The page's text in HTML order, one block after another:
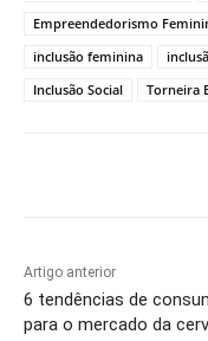
Empreendedorismo
inclusão feminina
Inclusão Social
Torneira
Artigo anterior
6 tendências de
para o mercado da